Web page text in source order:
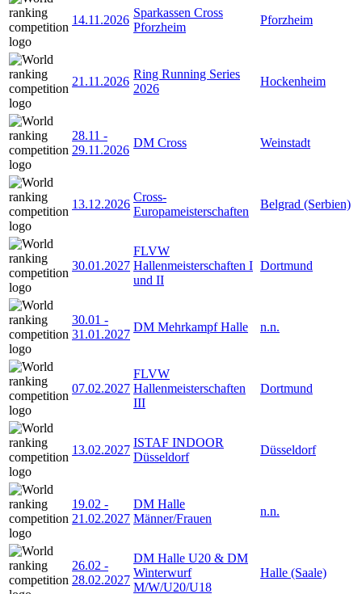
14.11.2026
Sparkassen Cross
Pforzheim
Pforzheim
21.11.2026
Ring Running Series
2026
Hockenheim
28.11 -
29.11.2026
DM Cross Weinstadt
13.12.2026
Cross-
Europameisterschaften
Belgrad (Serbien)
30.01.2027
FLVW
Hallenmeisterschaften I
und II
Dortmund
30.01 -
31.01.2027
DM Mehrkampf Halle n.n.
07.02.2027
FLVW
Hallenmeisterschaften
III
Dortmund
13.02.2027
ISTAF INDOOR
Düsseldorf
Düsseldorf
19.02 -
21.02.2027
DM Halle
Männer/Frauen
n.n.
26.02 -
28.02.2027
DM Halle U20 & DM
Winterwurf
M/W/U20/U18
Halle (Saale)